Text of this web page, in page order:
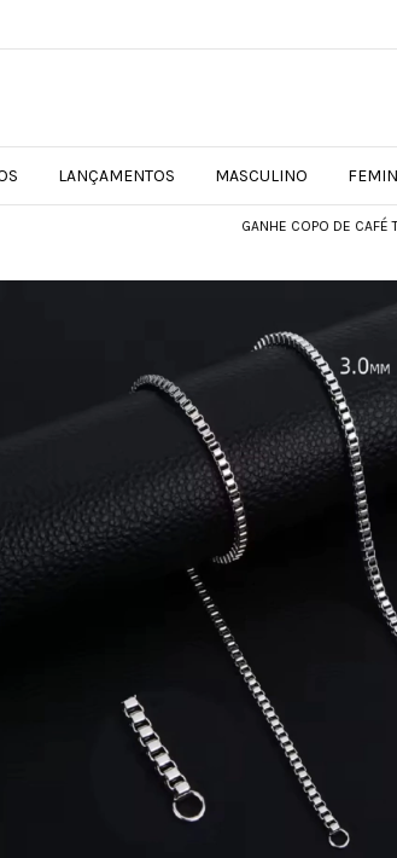
LANÇAMENTOS MASCULINO
GANHE COPO DE CAFÉ TÉRMICO